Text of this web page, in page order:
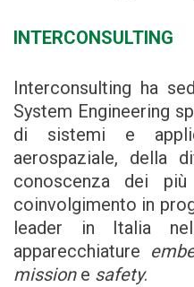
INTERCONSULTING
Interconsulting ha
System Engineering
di sistemi e
aerospaziale, della
conoscenza dei
coinvolgimento in
leader in Italia
apparecchiature
missione safety.